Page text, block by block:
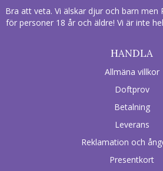
Bra att veta. Vi älskar djur och barn men
för personer 18 år och äldre! Vi är inte
HANDLA
Allmäna villkor
Doftprov
Betalning
Leverans
Reklamation och
Presentkort